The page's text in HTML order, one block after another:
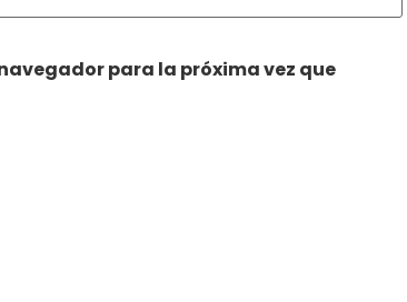
para la próxima vez que